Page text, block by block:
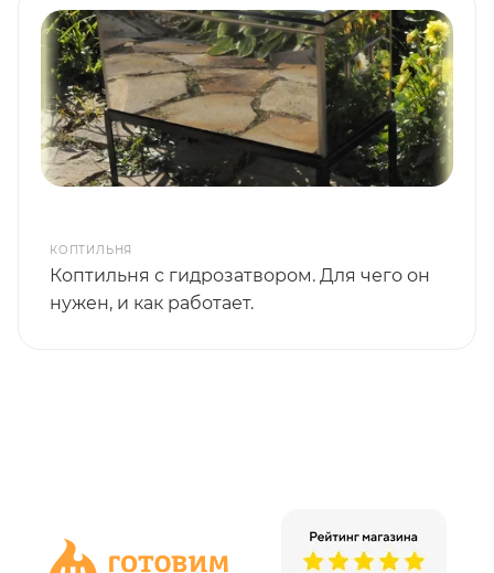
КОПТИЛЬНЯ
Коптильня с гидрозатвором. Для чего он
нужен, и как работает.